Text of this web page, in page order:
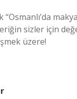
sizler için
üzere!